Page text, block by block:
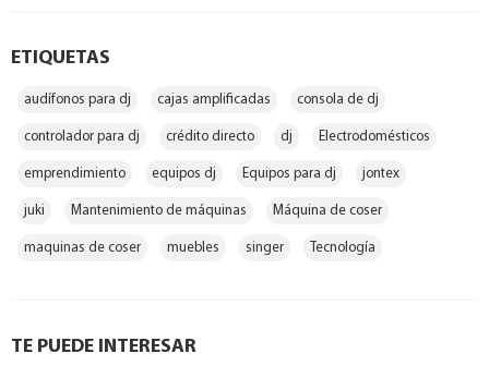
ETIQUETAS
audífonos para dj cajas amplificadas consola de dj
controlador para dj crédito directo dj Electrodomésticos
emprendimiento equipos dj Equipos para dj jontex
juki Mantenimiento de máquinas Máquina de coser
maquinas de coser muebles singer Tecnología
TE PUEDE INTERESAR